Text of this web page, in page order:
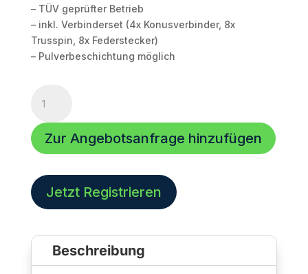
– TÜV geprüfter Betrieb
– inkl. Verbinderset (4x Konusverbinder, 8x
Trusspin, 8x Federstecker)
– Pulverbeschichtung möglich
290-
4
|
4-
Traversenkreisteil
|
(12-
|
Zur Angebotsanfrage hinzufügen
Jetzt Registrieren
Beschreibung